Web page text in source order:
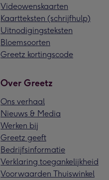
Videowenskaarten
Kaartteksten (schrijfhulp)
Uitnodigingsteksten
Bloemsoorten
Greetz kortingscode
Over Greetz
Ons verhaal
Nieuws & Media
Werken bij
Greetz geeft
Bedrijfsinformatie
Verklaring toegankelijkheid
Voorwaarden Thuiswinkel